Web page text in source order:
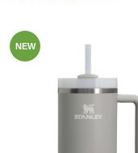
NEW